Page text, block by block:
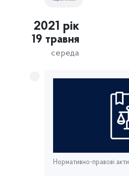
2021 рік
19 травня
середа
Нормативно-правові акти